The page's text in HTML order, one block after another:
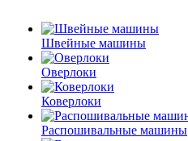
Швейные машины
Оверлоки
Коверлоки
Распошивальные машины